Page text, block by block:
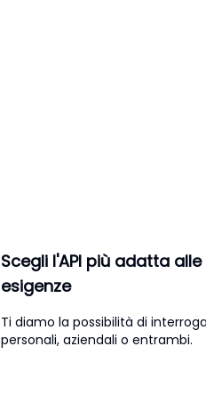
Scegli l'API più adatta
esigenze
Ti diamo la possibilità di
personali, aziendali o entrambi.